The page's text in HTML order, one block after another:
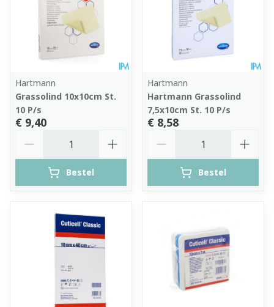
Hartmann
Grassolind 10x10cm St.
10 P/s
€ 9,40
Bestel
Hartmann
Hartmann Grassolind
7,5x10cm St. 10 P/s
€ 8,58
Bestel